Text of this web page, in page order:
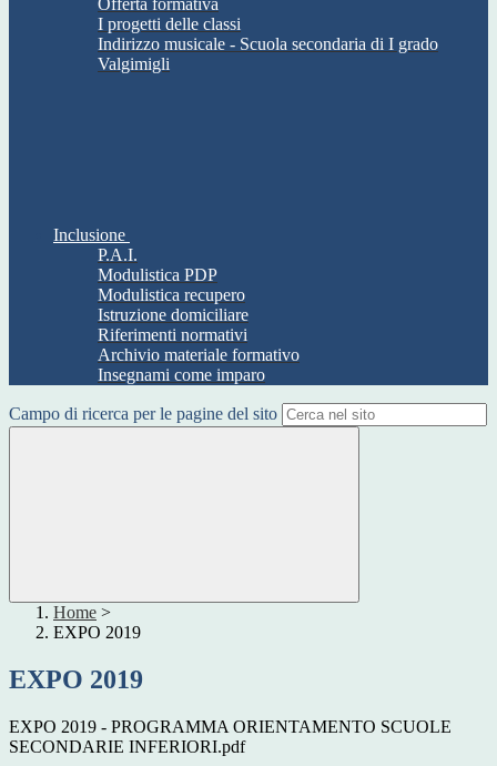
Offerta formativa
I progetti delle classi
Indirizzo musicale - Scuola secondaria di I grado
Valgimigli
Inclusione
P.A.I.
Modulistica PDP
Modulistica recupero
Istruzione domiciliare
Riferimenti normativi
Archivio materiale formativo
Insegnami come imparo
Campo di ricerca per le pagine del sito
Home >
EXPO 2019
EXPO 2019
EXPO 2019 - PROGRAMMA ORIENTAMENTO SCUOLE
SECONDARIE INFERIORI.pdf